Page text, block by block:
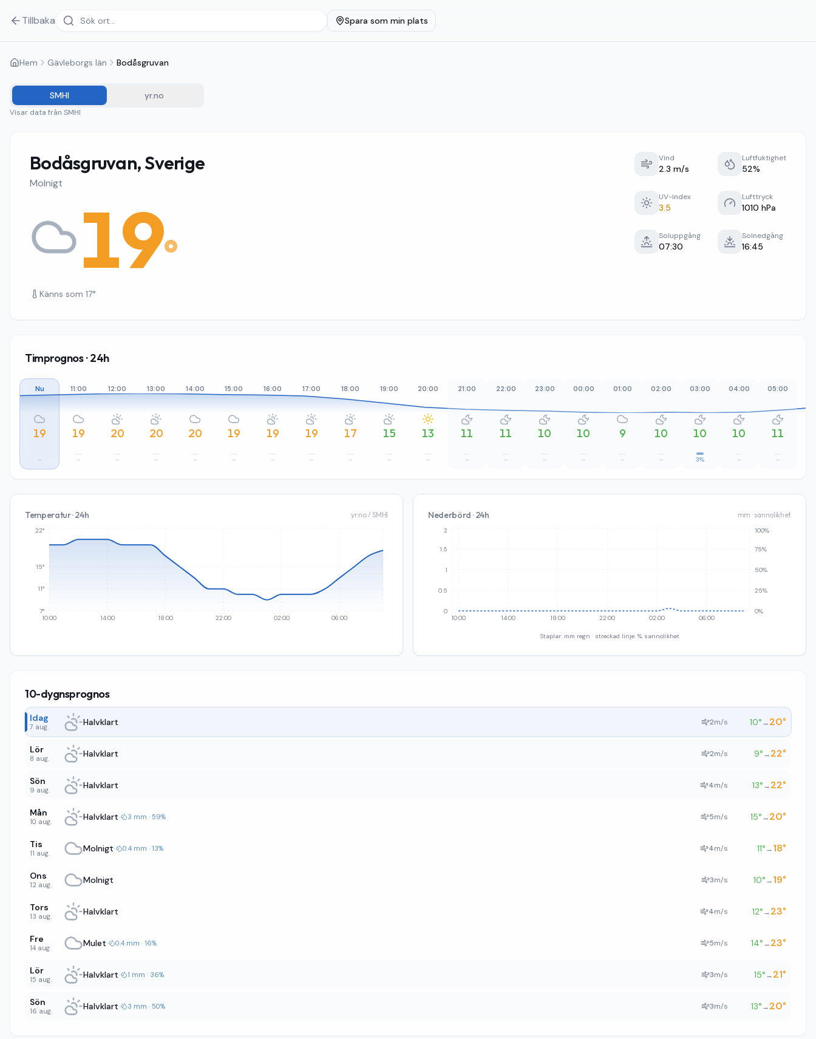
Tillbaka Spara som min plats
Hem Gävleborgs län Bodåsgruvan
SMHI yr.no
Visar data från SMHI
Bodåsgruvan, Sverige
Molnigt
19°
Känns som 17°
Vind
2.3 m/s
Luftfuktighet
52%
UV-index
3.5
Lufttryck
1010 hPa
Soluppgång
07:30
Solnedgång
16:45
Timprognos · 24h
Nu
19
–
11:00
19
–
12:00
20
–
13:00
20
–
14:00
20
–
15:00
19
–
16:00
19
–
17:00
19
–
18:00
17
–
19:00
15
–
20:00
13
–
21:00
11
–
22:00
11
–
23:00
10
–
00:00
10
–
01:00
9
–
02:00
10
–
03:00
10
3%
04:00
10
–
05:00
11
–
Temperatur · 24h yr.no / SMHI
10:00 14:00 18:00 22:00 02:00 06:00
7°
11°
15°
22°
Nederbörd · 24h mm · sannolikhet
10:00 14:00 18:00 22:00 02:00 06:00
0
0.5
1
1.5
2
0%
25%
50%
75%
100%
Staplar: mm regn · streckad linje: % sannolikhet
10-dygnsprognos
Idag
7 aug. Halvklart 2m/s 10°→20°
Lör
8 aug. Halvklart 2m/s 9°→22°
Sön
9 aug. Halvklart 4m/s 13°→22°
Mån
10 aug. Halvklart· 3 mm · 59% 5m/s 15°→20°
Tis
11 aug. Molnigt· 0.4 mm · 13% 4m/s 11°→18°
Ons
12 aug. Molnigt 3m/s 10°→19°
Tors
13 aug. Halvklart 4m/s 12°→23°
Fre
14 aug. Mulet· 0.4 mm · 16% 5m/s 14°→23°
Lör
15 aug. Halvklart· 1 mm · 36% 3m/s 15°→21°
Sön
16 aug. Halvklart· 3 mm · 50% 3m/s 13°→20°